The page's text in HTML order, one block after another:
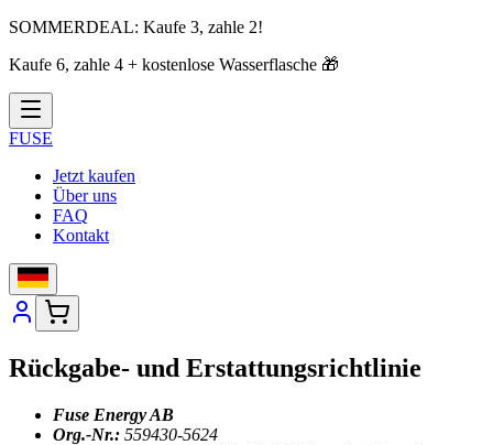
SOMMERDEAL: Kaufe 3, zahle 2!
Kaufe 6, zahle 4 + kostenlose Wasserflasche 🎁
FUSE
Jetzt kaufen
Über uns
FAQ
Kontakt
Rückgabe- und Erstattungsrichtlinie
Fuse Energy AB
Org.-Nr.: 559430-5624